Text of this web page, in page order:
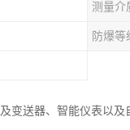
测量介
防爆等
变送器、智能仪表以